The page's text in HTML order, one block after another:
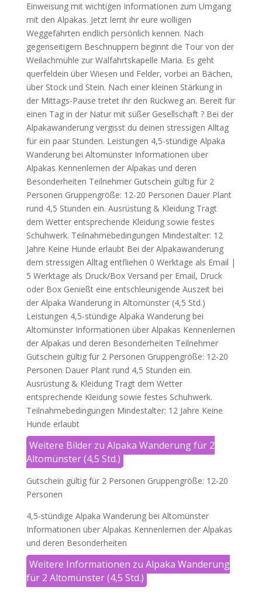
Einweisung mit wichtigen Informationen zum Umgang
mit den Alpakas. Jetzt lernt ihr eure wolligen
Weggefährten endlich persönlich kennen. Nach
gegenseitigem Beschnuppern beginnt die Tour von der
Weilachmühle zur Walfahrtskapelle Maria. Es geht
querfeldein über Wiesen und Felder, vorbei an Bächen,
über Stock und Stein. Nach einer kleinen Stärkung in
der Mittags-Pause tretet ihr den Rückweg an. Bereit für
einen Tag in der Natur mit süßer Gesellschaft ? Bei der
Alpakawanderung vergisst du deinen stressigen Alltag
für ein paar Stunden. Leistungen 4,5-stündige Alpaka
Wanderung bei Altomünster Informationen über
Alpakas Kennenlernen der Alpakas und deren
Besonderheiten Teilnehmer Gutschein gültig für 2
Personen Gruppengröße: 12-20 Personen Dauer Plant
rund 4,5 Stunden ein. Ausrüstung & Kleidung Tragt
dem Wetter entsprechende Kleidung sowie festes
Schuhwerk. Teilnahmebedingungen Mindestalter: 12
Jahre Keine Hunde erlaubt Bei der Alpakawanderung
dem stressigen Alltag entfliehen 0 Werktage als Email |
5 Werktage als Druck/Box Versand per Email, Druck
oder Box Genießt eine entschleunigende Auszeit bei
der Alpaka Wanderung in Altomünster (4,5 Std.)
Leistungen 4,5-stündige Alpaka Wanderung bei
Altomünster Informationen über Alpakas Kennenlernen
der Alpakas und deren Besonderheiten Teilnehmer
Gutschein gültig für 2 Personen Gruppengröße: 12-20
Personen Dauer Plant rund 4,5 Stunden ein.
Ausrüstung & Kleidung Tragt dem Wetter
entsprechende Kleidung sowie festes Schuhwerk.
Teilnahmebedingungen Mindestalter: 12 Jahre Keine
Hunde erlaubt
Weitere Bilder zu Alpaka Wanderung für 2
Altomünster (4,5 Std.)
Gutschein gültig für 2 Personen Gruppengröße: 12-20
Personen
4,5-stündige Alpaka Wanderung bei Altomünster
Informationen über Alpakas Kennenlernen der Alpakas
und deren Besonderheiten
Weitere Informationen zu Alpaka Wanderung
für 2 Altomünster (4,5 Std.)